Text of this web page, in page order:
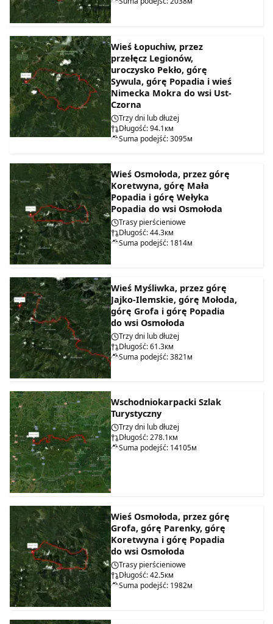
Wieś Łopuchiw, przez
przełęcz Legionów,
uroczysko Pekło, górę
Sywula, górę Popadia i wieś
Nimecka Mokra do wsi Ust-
Czorna
Trzy dni lub dłużej
Długość: 94.1км
Suma podejść: 3095м
Wieś Osmołoda, przez górę
Koretwyna, górę Mała
Popadia i górę Wełyka
Popadia do wsi Osmołoda
Trasy pierścieniowe
Długość: 44.3км
Suma podejść: 1814м
Wieś Myśliwka, przez górę
Jajko-Ilemskie, górę Mołoda,
górę Grofa i górę Popadia
do wsi Osmołoda
Trzy dni lub dłużej
Długość: 61.3км
Suma podejść: 3821м
Wschodniokarpacki Szlak
Turystyczny
Trzy dni lub dłużej
Długość: 278.1км
Suma podejść: 14105м
Wieś Osmołoda, przez górę
Grofa, górę Parenky, górę
Koretwyna i górę Popadia
do wsi Osmołoda
Trasy pierścieniowe
Długość: 42.5км
Suma podejść: 1982м